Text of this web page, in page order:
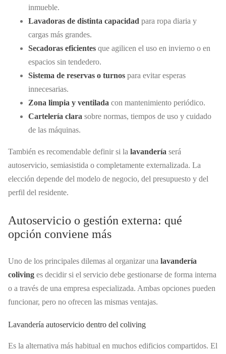
inmueble.
Lavadoras de distinta capacidad para ropa diaria y
cargas más grandes.
Secadoras eficientes que agilicen el uso en invierno o en
espacios sin tendedero.
Sistema de reservas o turnos para evitar esperas
innecesarias.
Zona limpia y ventilada con mantenimiento periódico.
Cartelería clara sobre normas, tiempos de uso y cuidado
de las máquinas.
También es recomendable definir si la lavandería será
autoservicio, semiasistida o completamente externalizada. La
elección depende del modelo de negocio, del presupuesto y del
perfil del residente.
Autoservicio o gestión externa: qué
opción conviene más
Uno de los principales dilemas al organizar una lavandería
coliving es decidir si el servicio debe gestionarse de forma interna
o a través de una empresa especializada. Ambas opciones pueden
funcionar, pero no ofrecen las mismas ventajas.
Lavandería autoservicio dentro del coliving
Es la alternativa más habitual en muchos edificios compartidos. El